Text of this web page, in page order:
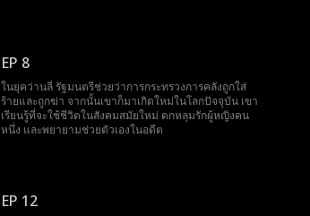
EP 8
ในยุคว่านลี่ รัฐมนตรีช่วยว่าการกระทรวงการคลังถูกใส่
ร้ายและถูกฆ่า จากนั้นเขาก็มาเกิดใหม่ในโลกปัจจุบัน เขา
เรียนรู้ที่จะใช้ชีวิตในสังคมสมัยใหม่ ตกหลุมรักผู้หญิงคน
หนึ่ง และพยายามช่วยตัวเองในอดีต
EP 12